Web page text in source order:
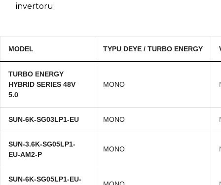
invertoru.
MODEL TYPU DEYE / TURBO ENERGY
TURBO ENERGY
HYBRID SERIES 48V
5.0
MONO
SUN-6K-SG03LP1-EU MONO
SUN-3.6K-SG05LP1-
EU-AM2-P
MONO
SUN-6K-SG05LP1-EU-